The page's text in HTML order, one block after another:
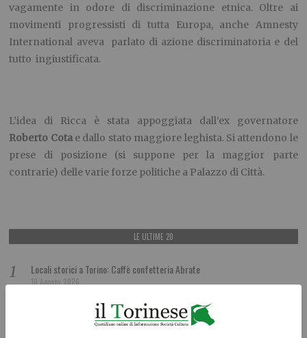
vagamente in odore di discriminazione etnica. Oltre ai
movimenti progressisti di tutta Europa, anche Amnesty
International aveva parlato di azione discriminatoria e del
tutto ingiustificata.
L’idea di Ricca è stata appoggiata dall’ex governatore
Roberto Cotae dallo stato maggiore leghista. Si attendono le
prese di posizione (si suppone per la maggior parte
contrarie) delle varie forze politiche a Palazzo di Città.
LE ULTIME 20
Locali storici a Torino: Caffè confetteria Abrate
10 Agosto 2026
Cipolle e zucchine ripiene